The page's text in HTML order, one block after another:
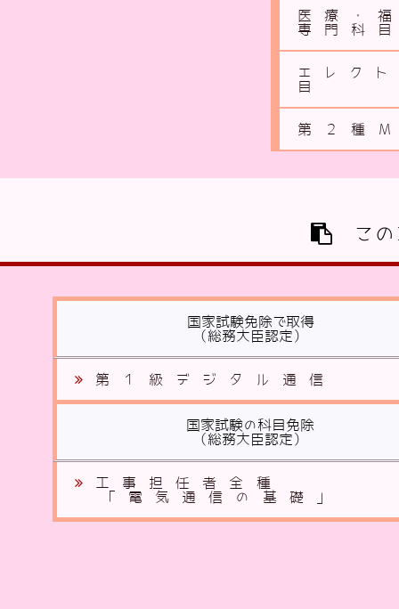
医療・
専門科
エレク
目
第２種
この
国家試験免除で取得
（総務大臣認定）
第１級デジタル通信
国家試験の科目免除
（総務大臣認定）
工事担任者全種
「電気通信の基礎」